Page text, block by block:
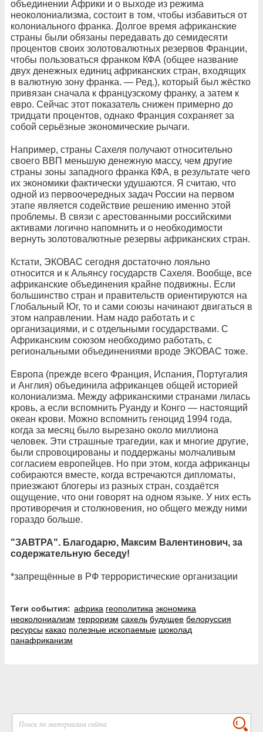
объединении Африки и о выходе из режима
неоколониализма, состоит в том, чтобы избавиться от
колониального франка. Долгое время африканские
страны были обязаны передавать до семидесяти
процентов своих золотовалютных резервов Франции,
чтобы пользоваться франком КФА (общее название
двух денежных единиц африканских стран, входящих
в валютную зону франка. — Ред.), который был жёстко
привязан сначала к французскому франку, а затем к
евро. Сейчас этот показатель снижен примерно до
тридцати процентов, однако Франция сохраняет за
собой серьёзные экономические рычаги.
Например, страны Сахеля получают относительно
своего ВВП меньшую денежную массу, чем другие
страны зоны западного франка КФА, в результате чего
их экономики фактически удушаются. Я считаю, что
одной из первоочередных задач России на первом
этапе является содействие решению именно этой
проблемы. В связи с арестованными российскими
активами логично напомнить и о необходимости
вернуть золотовалютные резервы африканских стран.
Кстати, ЭКОВАС сегодня достаточно лояльно
относится и к Альянсу государств Сахеля. Вообще, все
африканские объединения крайне подвижны. Если
большинство стран и правительств ориентируются на
Глобальный Юг, то и сами союзы начинают двигаться в
этом направлении. Нам надо работать и с
организациями, и с отдельными государствами. С
Африканским союзом необходимо работать, с
региональными объединениями вроде ЭКОВАС тоже.
Европа (прежде всего Франция, Испания, Португалия
и Англия) объединила африканцев общей историей
колониализма. Между африканскими странами лилась
кровь, а если вспомнить Руанду и Конго — настоящий
океан крови. Можно вспомнить геноцид 1994 года,
когда за месяц было вырезано около миллиона
человек. Эти страшные трагедии, как и многие другие,
были спровоцированы и поддержаны молчаливым
согласием европейцев. Но при этом, когда африканцы
собираются вместе, когда встречаются дипломаты,
приезжают блогеры из разных стран, создаётся
ощущение, что они говорят на одном языке. У них есть
противоречия и столкновения, но общего между ними
гораздо больше.
"ЗАВТРА". Благодарю, Максим Валентинович, за
содержательную беседу!
*запрещённые в РФ террористические организации
Теги события: африка геополитика экономика
неоколониализм терроризм сахель будущее белоруссия
ресурсы какао полезные ископаемые шоколад
панафриканизм